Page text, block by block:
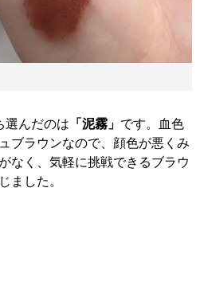
んだのは 「泥霧」 です。血色
ブラウンなので、顔色が悪くみ
なく、気軽に挑戦できるブラウ
ました。